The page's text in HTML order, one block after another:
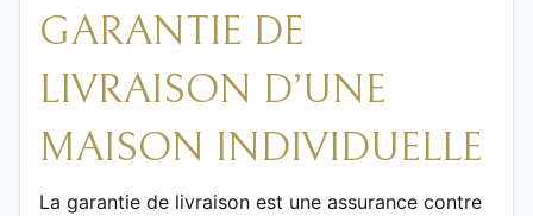
GARANTIE DE
LIVRAISON D’UNE
MAISON INDIVIDUELLE
La garantie de livraison est une assurance contre